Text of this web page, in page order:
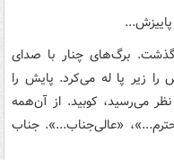
گذشت. برگ‌های چنار با صدای
زیر پا له می‌کرد. پایش را
می‌رسید، کوبید. از آن‌همه
«عالی‌جناب...». جناب